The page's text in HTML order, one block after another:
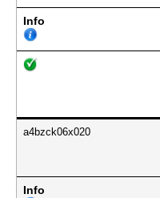
Info
a4bzck06x020
Info